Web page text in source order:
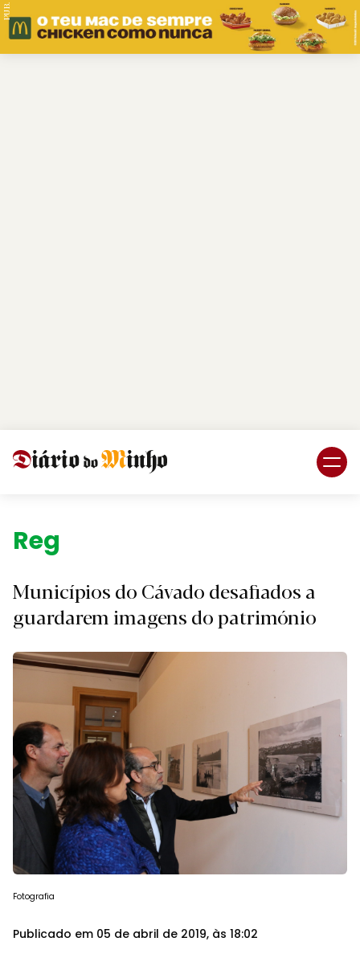
PUB.
Região.
Municípios do Cávado desafiados a
guardarem imagens do património
Fotografia
Publicado em 05 de abril de 2019, às 18:02